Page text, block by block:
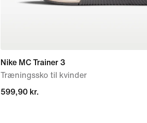
Nike MC Trainer 3
Træningssko til kvinder
599,90 kr.
599,90 kr.